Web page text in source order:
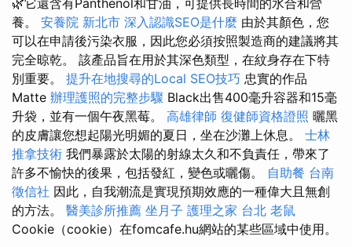
養。 安養院 新北市 深入認識SEO是什麼 由於其顏色，您
可以在申請後污染衣服，因此您必須按照製造商的建議將其
完全晾乾。 該產品旨在用於其深色類型，在紋身存在下特
別重要。 提升在地搜尋的Local SEO技巧 忠實的作品
Matte 辦理護照的完整步驟 Black出售400毫升容器和15毫
升袋，並有一個午夜黑莓。 高雄律師 復健師資格證照 曬黑
的皮膚讓您想起陽光明媚的夏日，坐在沙灘上休息。 士林
推拿技術 我們暴露於太陽的射線太久和不負責任，帶來了
許多不愉快的後果，包括發紅，變色或曬傷。 自助餐 台南
徵信社 因此，自我潮流是實現預期效應的一種偉大且無創
的方法。 醫美診所推薦 坐月子 護理之家 台北 老鼠
Cookie（cookie）在fomcafe.hu網站的某些區域中使用。